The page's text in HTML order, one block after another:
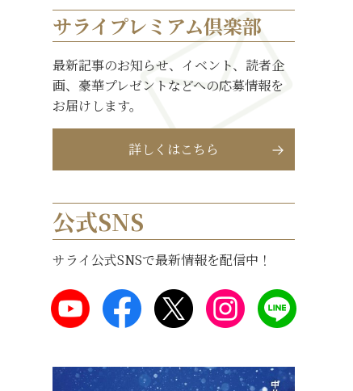
サライプレミアム倶楽部
最新記事のお知らせ、イベント、読者企
画、豪華プレゼントなどへの応募情報を
お届けします。
詳しくはこちら
公式SNS
サライ公式SNSで最新情報を配信中！